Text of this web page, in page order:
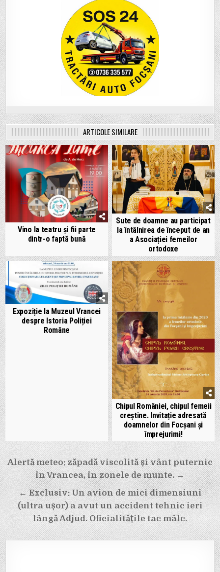
ARTICOLE SIMILARE
Vino la teatru și fii parte
dintr-o faptă bună
Sute de doamne au participat
la întâlnirea de început de an
a Asociației femeilor
ortodoxe
Expoziție la Muzeul Vrancei
despre Istoria Poliției
Române
Chipul României, chipul femeii
creștine. Invitație adresată
doamnelor din Focșani și
împrejurimi!
Navigare
în
articole
Alertă meteo: zăpadă viscolită și vânt puternic
în Vrancea, în zonele de munte. →
← Exclusiv: Un avion de mici dimensiuni
(ultra ușor) a avut un accident tehnic ieri
lângă Adjud. Oficialitățile tac mâlc.